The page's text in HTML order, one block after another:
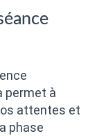
permet à
attentes et
phase